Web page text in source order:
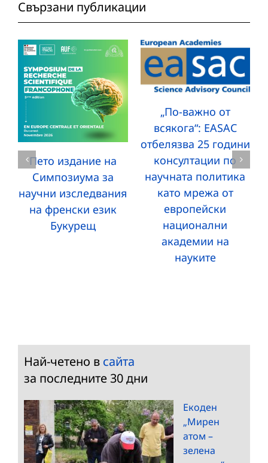
Свързани публикации
Пето издание на
Симпозиума за
научни изследвания
на френски език
Букурещ
„По-важно от
всякога“: EASAC
отбелязва 25 години
консултации по
научната политика
като мрежа от
европейски
национални
академии на
науките
Най-четено в сайта
за последните 30 дни
Екоден
„Мирен
атом –
зелена